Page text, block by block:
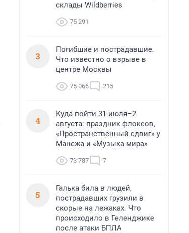
склады Wildberries
75 291
3
Погибшие и пострадавшие.
Что известно о взрыве в
центре Москвы
75 066 215
4
Куда пойти 31 июля–2
августа: праздник флоксов,
«Пространственный сдвиг» у
Манежа и «Музыка мира»
73 787 7
5
Галька била в людей,
пострадавших грузили в
скорые на лежаках. Что
происходило в Геленджике
после атаки БПЛА